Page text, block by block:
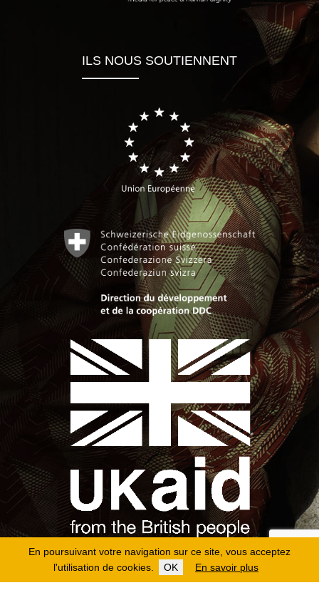
En poursuivant votre navigation sur ce site, vous acceptez
l'utilisation de cookies.
OK En savoir plus
ILS NOUS SOUTIENNENT